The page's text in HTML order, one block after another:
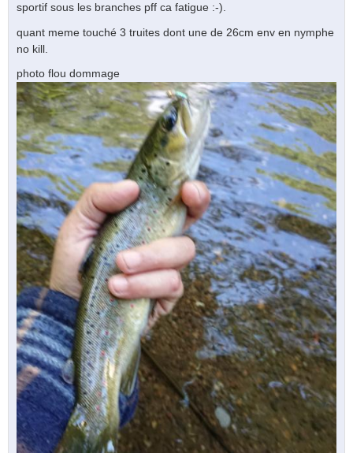
sportif sous les branches pff ca fatigue :-).
quant meme touché 3 truites dont une de 26cm env en nymphe
no kill.
photo flou dommage